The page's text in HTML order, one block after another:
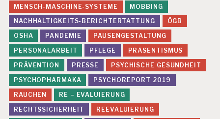
U
N
D
H
EI
T
R
E
-
E
V
A
MENSCH-MASCHINE-SYSTEME
MOBBING
NACHHALTIGKEITS-BERICHTERTATTUNG
ÖGB
OSHA
PANDEMIE
PAUSENGESTALTUNG
PERSONALARBEIT
PFLEGE
PRÄSENTISMUS
PRÄVENTION
PRESSE
PSYCHISCHE GESUNDHEIT
PSYCHOPHARMAKA
PSYCHOREPORT 2019
RAUCHEN
RE – EVALUIERUNG
RECHTSSICHERHEIT
REEVALUIERUNG